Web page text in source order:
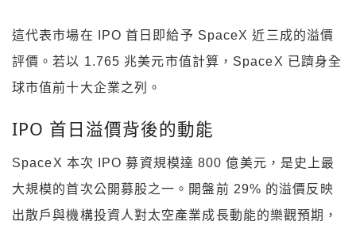
這代表市場在 IPO 首日即給予 SpaceX 近三成的溢價
評價。若以 1.765 兆美元市值計算，SpaceX 已躋身全
球市值前十大企業之列。
IPO 首日溢價背後的動能
SpaceX 本次 IPO 募資規模達 800 億美元，是史上最
大規模的首次公開募股之一。開盤前 29% 的溢價反映
出散戶與機構投資人對太空產業成長動能的樂觀預期，